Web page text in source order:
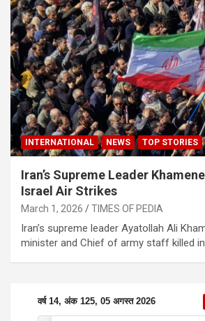
INTERNATIONAL NEWS TOP STORIES
Iran’s Supreme Leader
Israel Air Strikes
March 1, 2026 TIMES OF PEDIA
Iran’s supreme leader Ayatollah Ali
minister and Chief of army staff killed
वर्ष 14, अंक 125, 05 अगस्त 2026